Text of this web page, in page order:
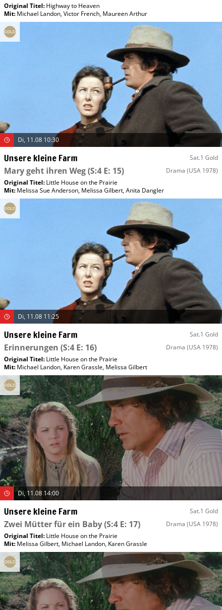
Original Titel: Highway to Heaven
Mit: Michael Landon,Victor French, Maureen Arthur
Di, 11.08 10:30
Unsere kleine Farm Sat.1 Gold
Mary geht ihren Weg(S:4 E: 15) Drama (USA 1978)
Original Titel: Little House on the Prairie
Mit: Melissa Sue Anderson, Melissa Gilbert,Anita Dangler
Di, 11.08 11:25
Unsere kleine Farm Sat.1 Gold
Erinnerungen (S:4 E: 16) Drama (USA 1978)
Original Titel: Little House on the Prairie
Mit: Michael Landon, Karen Grassle, Melissa Gilbert
Di, 11.08 14:00
Unsere kleine Farm Sat.1 Gold
Zwei Mütter für ein Baby(S:4 E: 17) Drama (USA 1978)
Original Titel: Little House on the Prairie
Mit: Melissa Gilbert, Michael Landon, Karen Grassle